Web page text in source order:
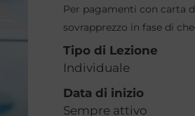
Rimini
quantità
Per pagamenti con carta
sovrapprezzo in fase di
Tipo di Lezione
Individuale
Data di inizio
Sempre attivo